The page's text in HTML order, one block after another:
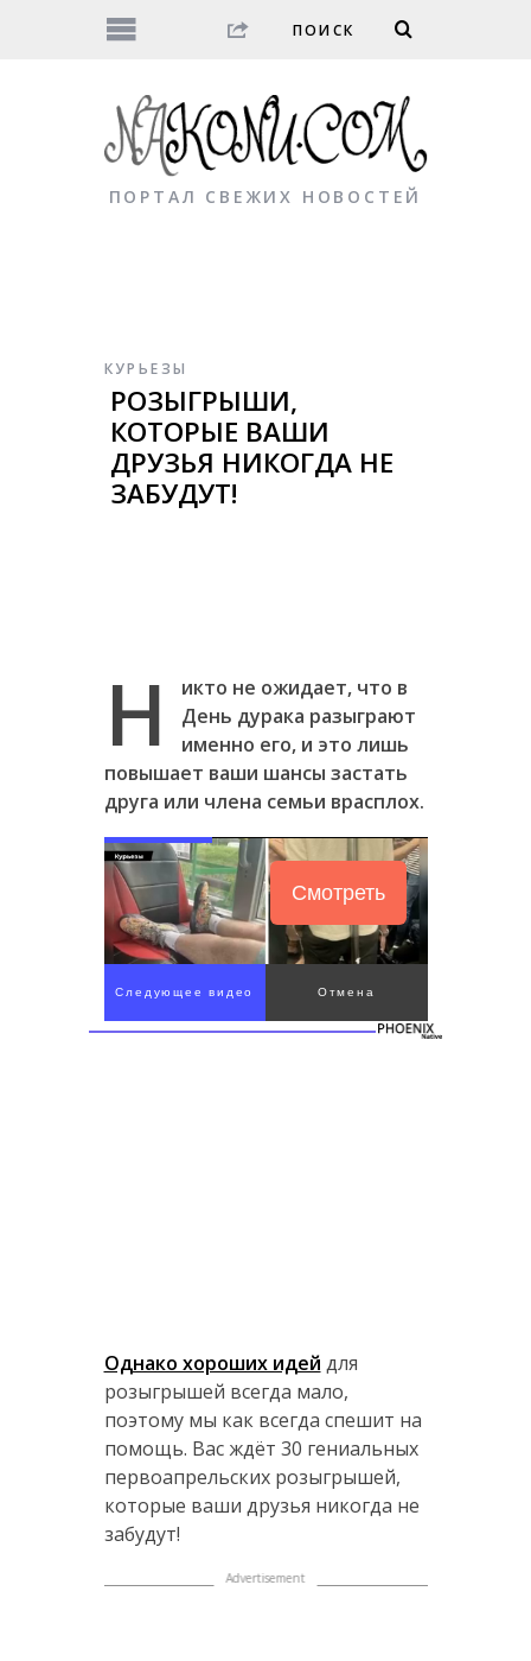
ПОРТАЛ СВЕЖИХ НОВОСТЕЙ
КУРЬЕЗЫ
РОЗЫГРЫШИ,
КОТОРЫЕ ВАШИ
ДРУЗЬЯ НИКОГДА НЕ
ЗАБУДУТ!
Н
икто не ожидает, что в
День дурака разыграют
именно его, и это лишь
повышает ваши шансы застать
друга или члена семьи врасплох.
Смотреть
Следующее видео Отмена
Однако хороших идей для
розыгрышей всегда мало,
поэтому мы как всегда спешит на
помощь. Вас ждёт 30 гениальных
первоапрельских розыгрышей,
которые ваши друзья никогда не
забудут!